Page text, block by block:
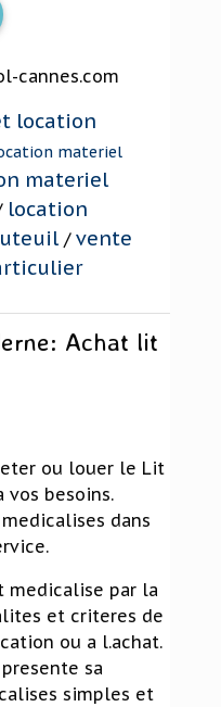
cannes.com
location
materiel
materiel
location
/ vente
Achat lit
ou louer le Lit
vos besoins.
dans
medicalise par la
et criteres de
ou a l.achat.
sa
simples et